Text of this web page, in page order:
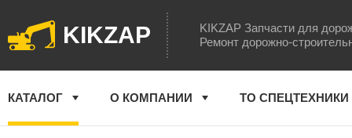
KIKZAP
KIKZAP Запчасти для
Ремонт дорожно-
КАТАЛОГ О КОМПАНИИ ТО СПЕЦТЕХНИКИ